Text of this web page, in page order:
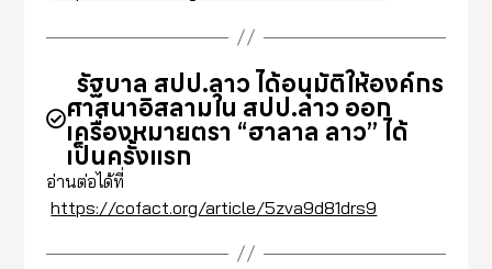
รัฐบาล สปป.ลาว ได้อนุมัติให้องค์กร
ศาสนาอิสลามใน สปป.ลาว ออก
เครื่องหมายตรา “ฮาลาล ลาว” ได้
เป็นครั้งแรก
อ่านต่อได้ที่
https://cofact.org/article/5zva9d81drs9